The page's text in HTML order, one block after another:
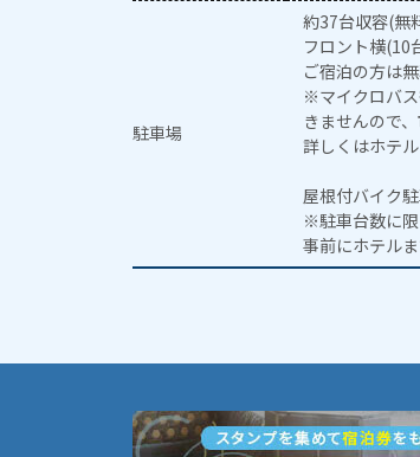
駐車場
約37台収容(無
フロント横(10
ご宿泊の方は
※マイクロバ
きませんので
詳しくはホテ
屋根付バイク駐
※駐車台数に限
事前にホテル